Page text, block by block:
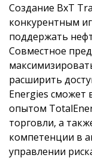
Создание BxT
конкурентным
поддержать
Совместное
расширить
Energies сможет
опытом
торговли, а
компетенции в
управлении